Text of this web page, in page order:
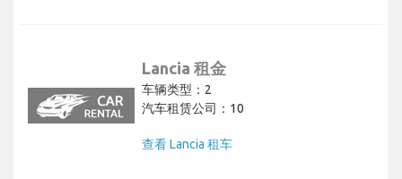
Lancia 租金
车辆类型：2
汽车租赁公司：10
查看 Lancia 租车